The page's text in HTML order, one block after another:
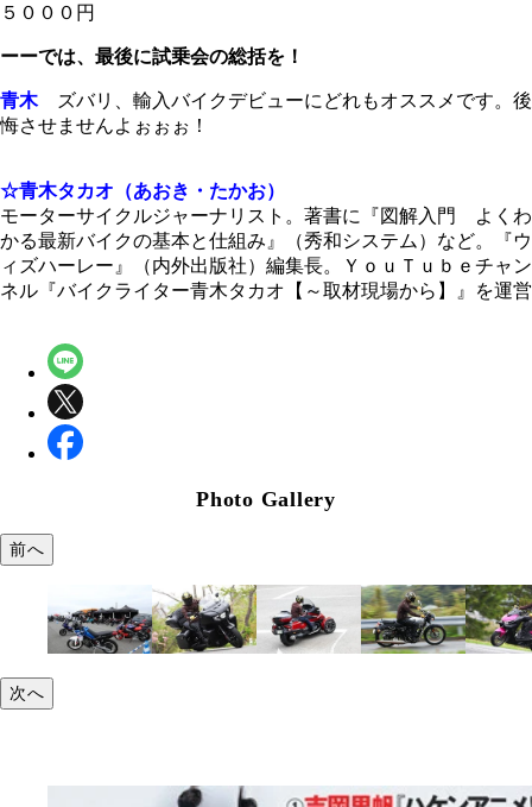
５０００円
ーーでは、最後に試乗会の総括を！
青木ズバリ、輸入バイクデビューにどれもオススメです。後
悔させませんよぉぉぉ！
☆青木タカオ（あおき・たかお）
モーターサイクルジャーナリスト。著書に『図解入門 よくわ
かる最新バイクの基本と仕組み』（秀和システム）など。『ウ
ィズハーレー』（内外出版社）編集長。ＹｏｕＴｕｂｅチャン
ネル『バイクライター青木タカオ【～取材現場から】』を運営
Photo Gallery
前へ
次へ